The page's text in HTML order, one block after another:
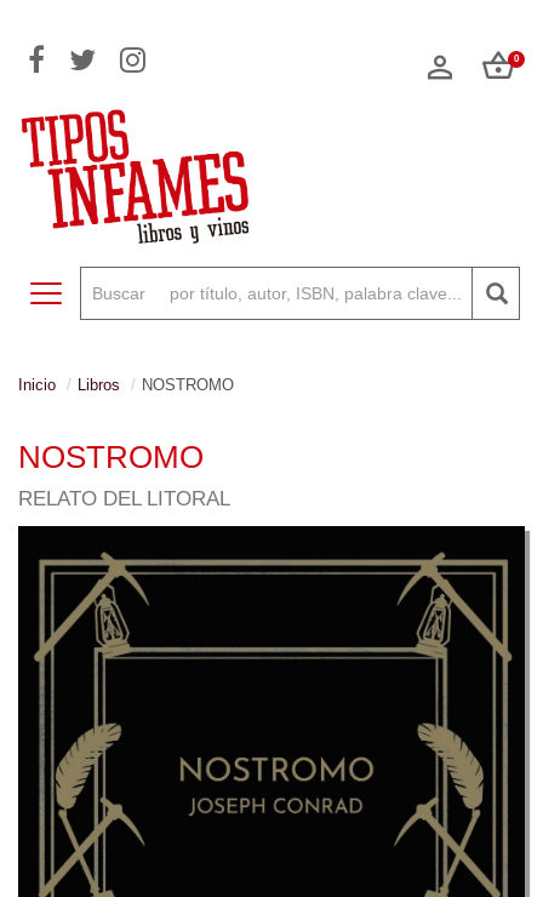
0
Toggle navigation
Inicio Libros NOSTROMO
NOSTROMO
RELATO DEL LITORAL